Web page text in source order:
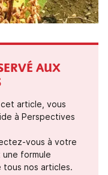
AUX
article, vous
à Perspectives
vous à votre
une formule
tous nos articles.